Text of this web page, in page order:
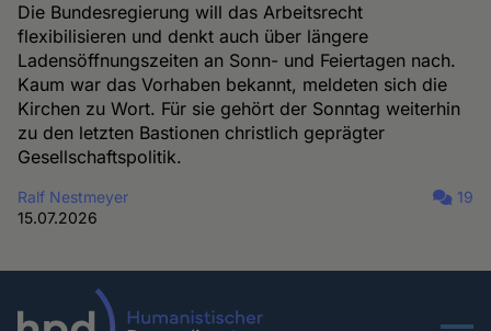
Die Bundesregierung will das Arbeitsrecht
flexibilisieren und denkt auch über längere
Ladensöffnungszeiten an Sonn- und Feiertagen nach.
Kaum war das Vorhaben bekannt, meldeten sich die
Kirchen zu Wort. Für sie gehört der Sonntag weiterhin
zu den letzten Bastionen christlich geprägter
Gesellschaftspolitik.
Ralf Nestmeyer
15.07.2026
19